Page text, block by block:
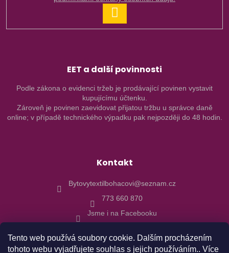
Tento web používá soubory cookie. Dalším procházením
tohoto webu vyjadřujete souhlas s jejich používáním.. Více
SE
EET a další povinnosti
Podle zákona o evidenci tržeb je prodávající povinen vystavit
kupujícímu účtenku.
Zároveň je povinen zaevidovat přijatou tržbu u správce daně
online; v případě technického výpadku pak nejpozději do 48 hodin.
Kontakt
Bytovytextilbohacovi@seznam.cz
773 660 870
Jsme i na Facebooku